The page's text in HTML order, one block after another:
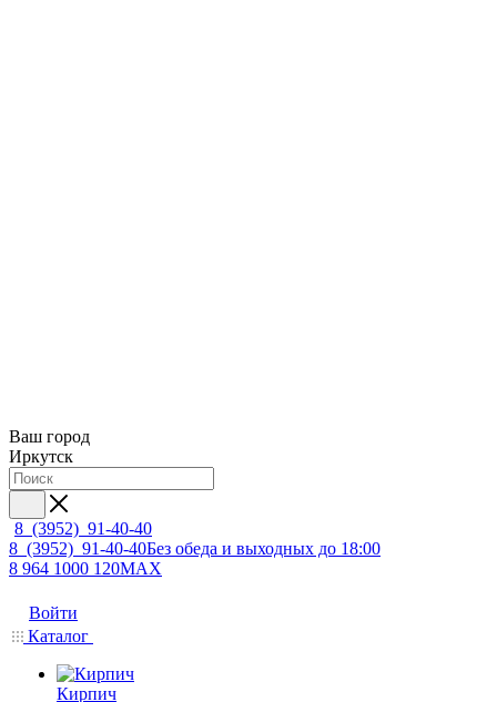
Ваш город
Иркутск
8 (3952) 91-40-40
8 (3952) 91-40-40Без обеда и выходных до 18:00
8 964 1000 120MAX
Войти
Каталог
Кирпич